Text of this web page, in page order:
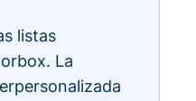
listas
La